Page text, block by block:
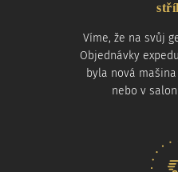
Víme, že na svůj
Objednávky
byla nová
nebo v